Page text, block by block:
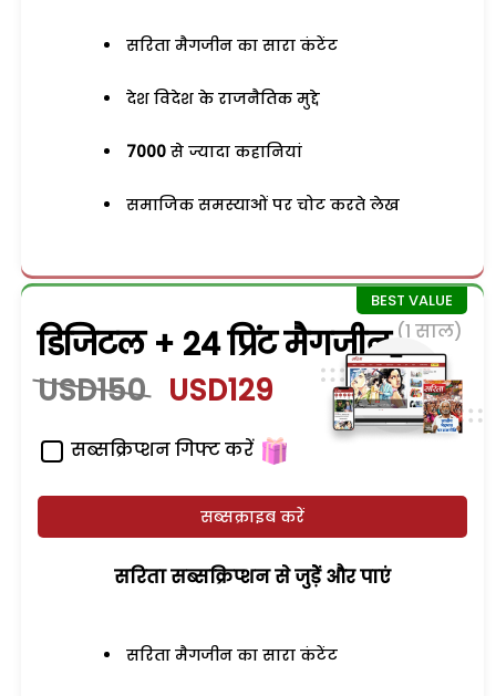
सरिता मैगजीन का सारा कंटेंट
देश विदेश के राजनैतिक मुद्दे
7000 से ज्यादा कहानियां
समाजिक समस्याओं पर चोट करते लेख
डिजिटल + 24 प्रिंट मैगजीन (1 साल)
USD150 USD129
सब्सक्रिप्शन गिफ्ट करें
सब्सक्राइब करें
सरिता सब्सक्रिप्शन से जुड़ेें और पाएं
सरिता मैगजीन का सारा कंटेंट